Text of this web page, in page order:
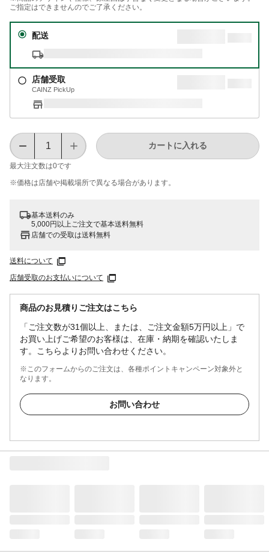
ご指定はできませんのでご了承ください。
配送
店舗受取
CAINZ PickUp
最大注文数は0です
カートに入れる
※価格は​店舗や​掲載場所で​異なる​場合が​あります。
基本送料のみ
5,000円以上ご注文で基本送料無料
店舗での受取は送料無料
送料について
店舗受取のお支払いについて
商品のお見積りご注文はこちら
「ご注文数が31個以上、または、ご注文金額5万円以上」で
お買い上げご希望のお客様は、在庫・納期を確認いたしま
す。こちらよりお問い合わせください。
※このフォームからのご注文は、各種ポイントキャンペーン対象外と
なります。
お問い合わせ